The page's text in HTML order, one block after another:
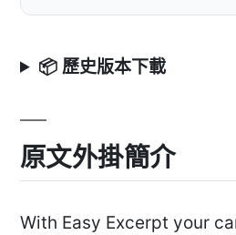
📦 歷史版本下載
原文外掛簡介
With Easy Excerpt your